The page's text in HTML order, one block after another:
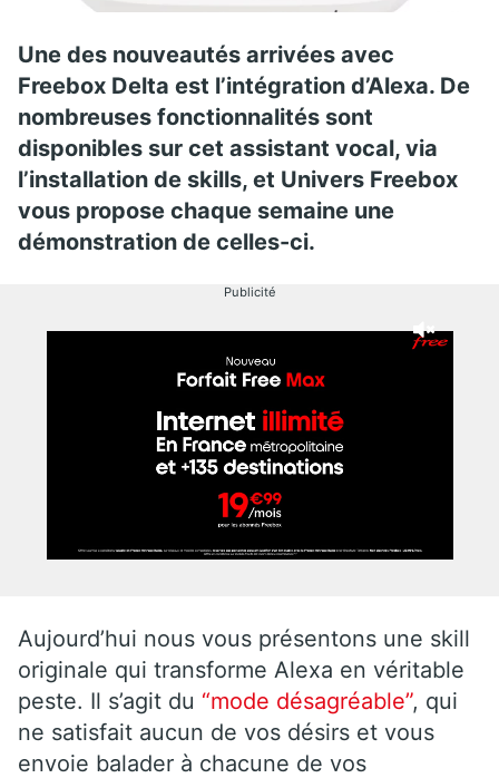
Une des nouveautés arrivées avec
Freebox Delta est l’intégration d’Alexa. De
nombreuses fonctionnalités sont
disponibles sur cet assistant vocal, via
l’installation de skills, et Univers Freebox
vous propose chaque semaine une
démonstration de celles-ci.
Publicité
Aujourd’hui nous vous présentons une skill
originale qui transforme Alexa en véritable
peste. Il s’agit du “mode désagréable”, qui
ne satisfait aucun de vos désirs et vous
envoie balader à chacune de vos